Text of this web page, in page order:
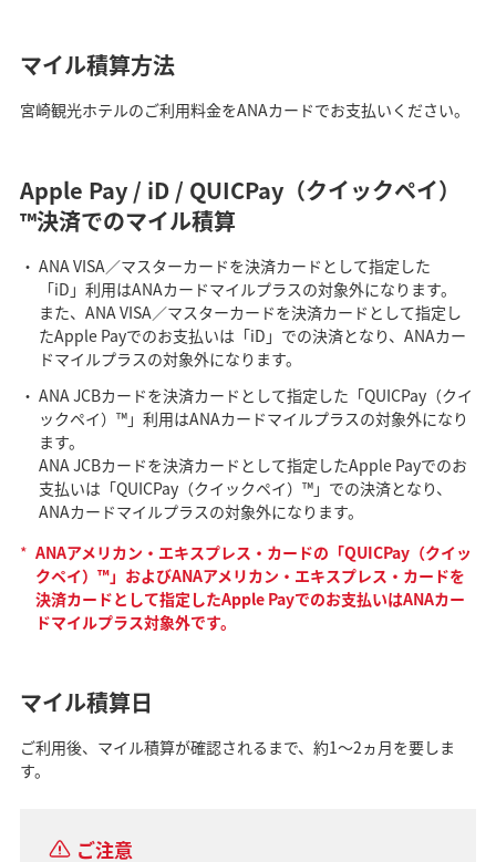
マイル積算方法
宮崎観光ホテルのご利用料金をANAカードでお支払いください。
Apple Pay / iD / QUICPay（クイックペイ）
™決済でのマイル積算
ANA VISA／マスターカードを決済カードとして指定した
「iD」利用はANAカードマイルプラスの対象外になります。
また、ANA VISA／マスターカードを決済カードとして指定し
たApple Payでのお支払いは「iD」での決済となり、ANAカー
ドマイルプラスの対象外になります。
ANA JCBカードを決済カードとして指定した「QUICPay（クイ
ックペイ）™」利用はANAカードマイルプラスの対象外になり
ます。
ANA JCBカードを決済カードとして指定したApple Payでのお
支払いは「QUICPay（クイックペイ）™」での決済となり、
ANAカードマイルプラスの対象外になります。
* ANAアメリカン・エキスプレス・カードの「QUICPay（クイッ
クペイ）™」およびANAアメリカン・エキスプレス・カードを
決済カードとして指定したApple Payでのお支払いはANAカー
ドマイルプラス対象外です。
マイル積算日
ご利用後、マイル積算が確認されるまで、約1～2ヵ月を要しま
す。
ご注意